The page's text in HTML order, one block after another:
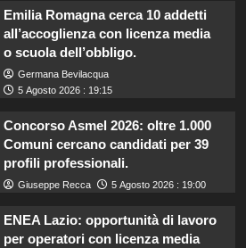
Emilia Romagna cerca 10 addetti
all’accoglienza con licenza media
o scuola dell’obbligo.
Germana Bevilacqua
5 Agosto 2026 : 19:15
Concorso Asmel 2026: oltre 1.000
Comuni cercano candidati per 39
profili professionali.
Giuseppe Recca 5 Agosto 2026 : 19:00
ENEA Lazio: opportunità di lavoro
per operatori con licenza media